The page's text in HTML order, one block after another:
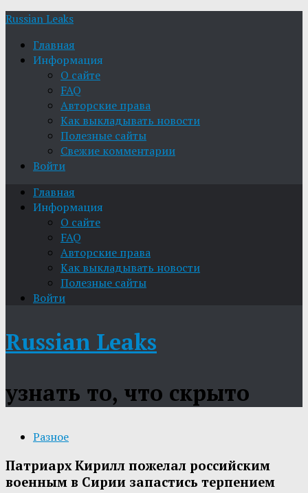
Russian Leaks
Главная
Информация
О сайте
FAQ
Авторские права
Как выкладывать новости
Полезные сайты
Свежие комментарии
Войти
Главная
Информация
О сайте
FAQ
Авторские права
Как выкладывать новости
Полезные сайты
Войти
Russian Leaks
узнать то, что скрыто
Разное
Патриарх Кирилл пожелал российским
военным в Сирии запастись терпением